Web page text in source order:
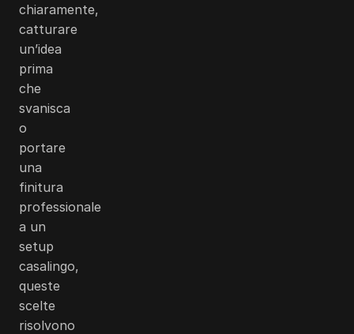
chiaramente,
catturare
un’idea
prima
che
svanisca
o
portare
una
finitura
professionale
a un
setup
casalingo,
queste
scelte
risolvono